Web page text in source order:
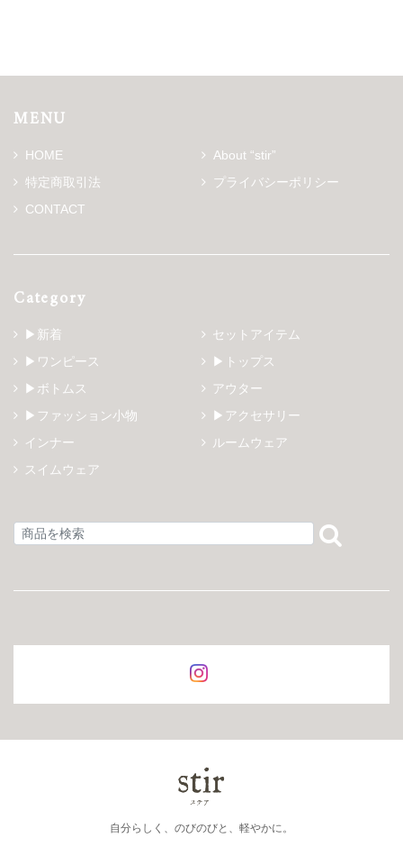
MENU
HOME
About “stir”
特定商取引法
プライバシーポリシー
CONTACT
Category
▶新着
セットアイテム
▶ワンピース
▶トップス
▶ボトムス
アウター
▶ファッション小物
▶アクセサリー
インナー
ルームウェア
スイムウェア
自分らしく、のびのびと、軽やかに。